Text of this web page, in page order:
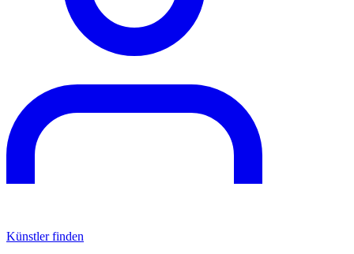
Künstler finden